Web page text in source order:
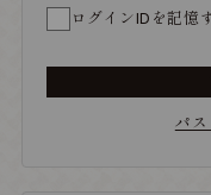
ログインIDを記憶
パ